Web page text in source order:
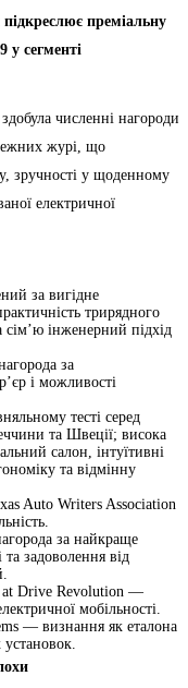
преміальну
у сегменті
численні нагороди
журі, що
зручності у щоденному
електричної
за вигідне
трирядного
інженерний підхід
за
і можливості
тесті серед
та Швеції; висока
салон, інтуїтивні
та відмінну
Auto Writers Association
за найкраще
задоволення від
at Drive Revolution —
мобільності.
— визнання як еталона
установок.